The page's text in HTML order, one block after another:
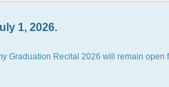
1, 2026.
Graduation Recital 2026 will remain